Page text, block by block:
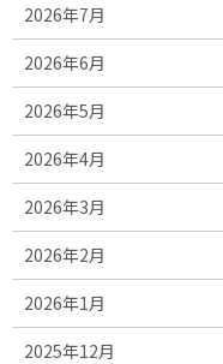
2026年7月
2026年6月
2026年5月
2026年4月
2026年3月
2026年2月
2026年1月
2025年12月